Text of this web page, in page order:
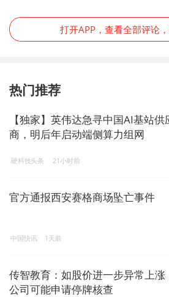
打开APP，查看全部评论
热门推荐
【独家】英伟达急寻中国AI基站供
商，明后年启动端侧算力组网
硬科技头条 21小时前
官方通报西安赛格商场坠亡事件
中国快讯 1天前
传智教育：如股价进一步异常上涨
公司可能申请停牌核查